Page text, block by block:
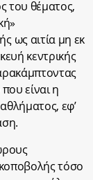
του θέματος,
ως αιτία μη εκ
κεντρικής
είναι η
εφ’
τόσο